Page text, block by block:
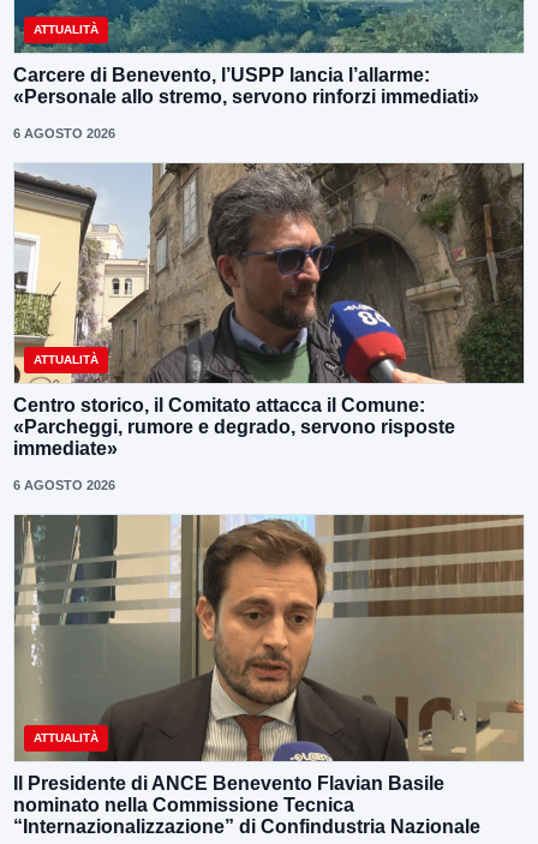
ATTUALITÀ
Carcere di Benevento, l’USPP lancia l’allarme:
«Personale allo stremo, servono rinforzi immediati»
6 AGOSTO 2026
ATTUALITÀ
Centro storico, il Comitato attacca il Comune:
«Parcheggi, rumore e degrado, servono risposte
immediate»
6 AGOSTO 2026
ATTUALITÀ
Il Presidente di ANCE Benevento Flavian Basile
nominato nella Commissione Tecnica
“Internazionalizzazione” di Confindustria Nazionale